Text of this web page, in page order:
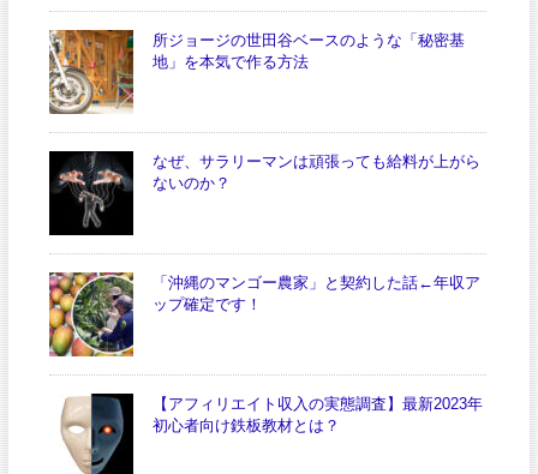
所ジョージの世田谷ベースのような「秘密基
地」を本気で作る方法
なぜ、サラリーマンは頑張っても給料が上がら
ないのか？
「沖縄のマンゴー農家」と契約した話←年収ア
ップ確定です！
【アフィリエイト収入の実態調査】最新2023年
初心者向け鉄板教材とは？